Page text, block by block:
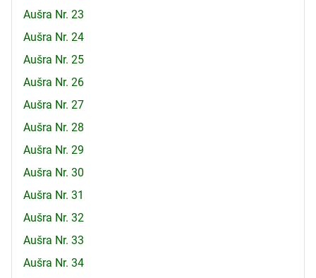
Aušra Nr. 23
Aušra Nr. 24
Aušra Nr. 25
Aušra Nr. 26
Aušra Nr. 27
Aušra Nr. 28
Aušra Nr. 29
Aušra Nr. 30
Aušra Nr. 31
Aušra Nr. 32
Aušra Nr. 33
Aušra Nr. 34